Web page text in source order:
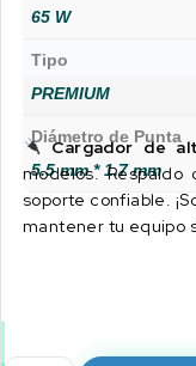
65 W
Tipo
PREMIUM
Diámetro de Punta
5.5 mm * 1.7 mm
Cargador de
modelos.
soporte confiable.
mantener tu equipo